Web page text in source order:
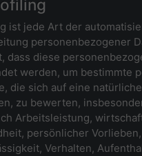
ist jede Art der
personenbezogener
dass diese
werden, um bestimmte
die sich auf eine
zu bewerten,
Arbeitsleistung,
persönlicher
Verhalten,